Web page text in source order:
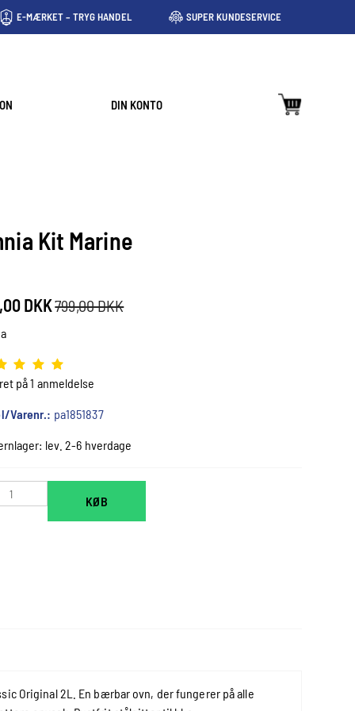
E-MÆRKET – TRYG HANDEL SUPER KUNDESERVICE
DIN KONTO
Kit Marine
DKK799,00 DKK
på1 anmeldelse
Varenr.: pa1851837
lev. 2-6 hverdage
KØB
Original 2L. En bærbar ovn, der fungerer på alle